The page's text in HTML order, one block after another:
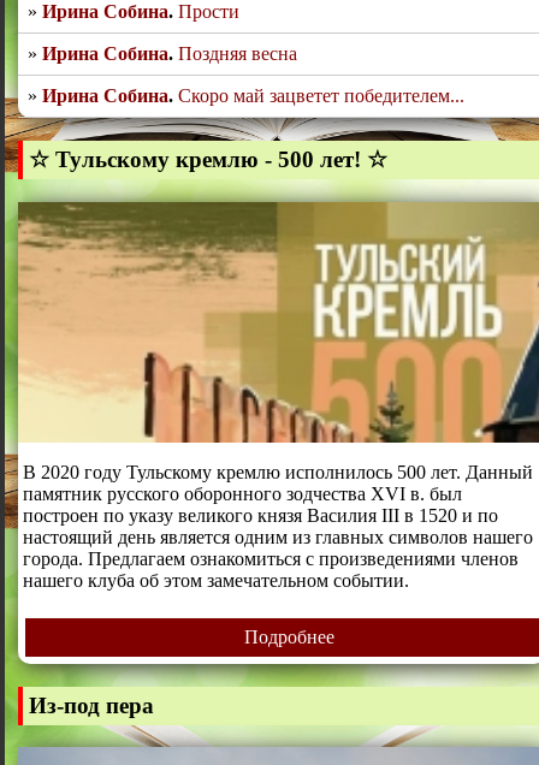
Ирина Собина. Прости
Ирина Собина. Поздняя весна
Ирина Собина. Скоро май зацветет победителем...
☆ Тульскому кремлю - 500 лет! ☆
В 2020 году Тульскому кремлю исполнилось 500 лет. Данный
памятник русского оборонного зодчества XVI в. был
построен по указу великого князя Василия III в 1520 и по
настоящий день является одним из главных символов нашего
города. Предлагаем ознакомиться с произведениями членов
нашего клуба об этом замечательном событии.
Подробнее
Из-под пера